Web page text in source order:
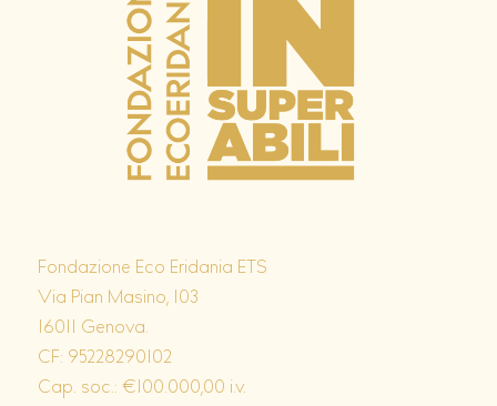
Fondazione Eco Eridania ETS
Via Pian Masino, 103
16011 Genova.
CF: 95228290102
Cap. soc.: €100.000,00 i.v.